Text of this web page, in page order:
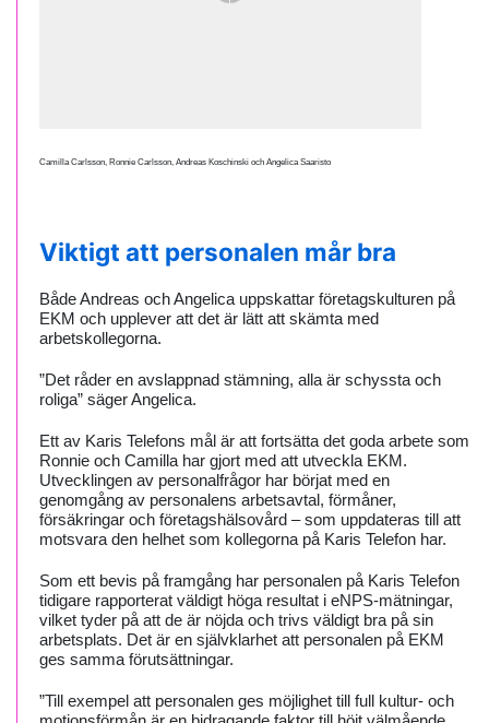
Camilla Carlsson, Ronnie Carlsson, Andreas Koschinski och Angelica Saaristo
Viktigt att personalen mår bra
Både Andreas och Angelica uppskattar företagskulturen på
EKM och upplever att det är lätt att skämta med
arbetskollegorna.
”Det råder en avslappnad stämning, alla är schyssta och
roliga” säger Angelica.
Ett av Karis Telefons mål är att fortsätta det goda arbete som
Ronnie och Camilla har gjort med att utveckla EKM.
Utvecklingen av personalfrågor har börjat med en
genomgång av personalens arbetsavtal, förmåner,
försäkringar och företagshälsovård – som uppdateras till att
motsvara den helhet som kollegorna på Karis Telefon har.
Som ett bevis på framgång har personalen på Karis Telefon
tidigare rapporterat väldigt höga resultat i eNPS-mätningar,
vilket tyder på att de är nöjda och trivs väldigt bra på sin
arbetsplats. Det är en självklarhet att personalen på EKM
ges samma förutsättningar.
”Till exempel att personalen ges möjlighet till full kultur- och